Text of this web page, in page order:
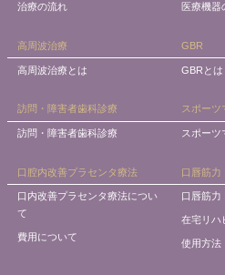
治療の流れ 医療機器
高周波治療
高周波治療とは
GBR
GBRとは
訪問・障害者歯科診療
訪問・障害者歯科診療
スポーツ
スポーツ
口腔内改善プラセンタ療法
口内改善プラセンタ療法につい
て
費用について
口唇筋力
口唇筋力
在宅リハ
使用方法